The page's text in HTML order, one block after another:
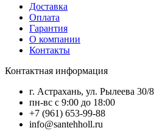
Доставка
Оплата
Гарантия
О компании
Контакты
Контактная информация
г. Астрахань, ул. Рылеева 30/8
пн-вс с 9:00 до 18:00
+7 (961) 653-99-88
info@santehholl.ru